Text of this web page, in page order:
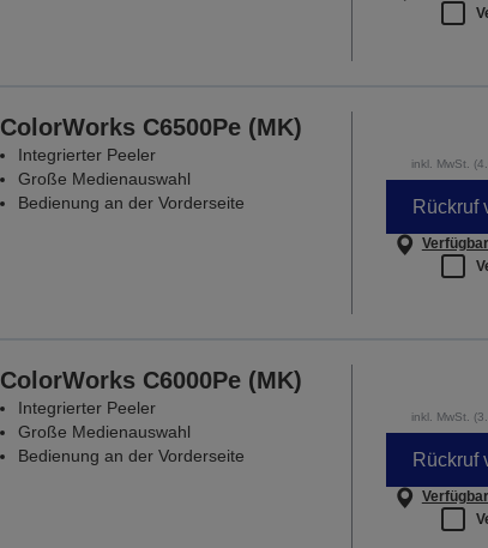
ColorWorks C6500Pe (MK)
Integrierter Peeler
Große Medienauswahl
Bedienung an der Vorderseite
inkl. MwSt.
Rückruf
ColorWorks C6000Pe (MK)
Integrierter Peeler
Große Medienauswahl
Bedienung an der Vorderseite
inkl. MwSt.
Rückruf